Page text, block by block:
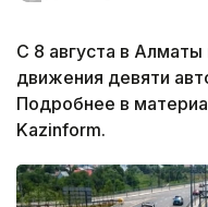
С 8 августа в
движения девяти
Подробнее в
Kazinform.